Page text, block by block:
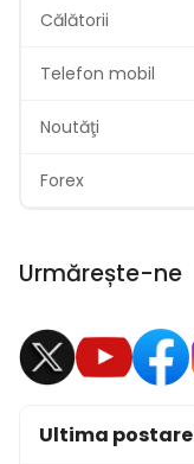
Călătorii
Telefon mobil
Noutăţi
Forex
Urmărește-ne
Ultima postare